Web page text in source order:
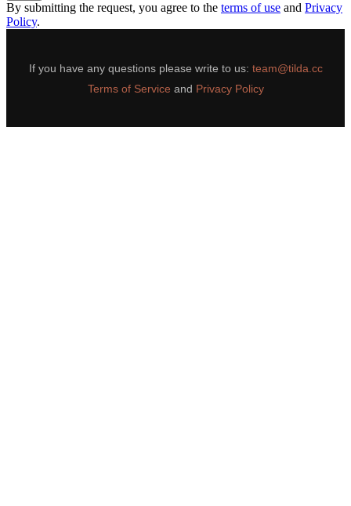
By submitting the request, you agree to the terms of use and Privacy
Policy.
If you have any questions please write to us: team@tilda.cc
Terms of Service and Privacy Policy